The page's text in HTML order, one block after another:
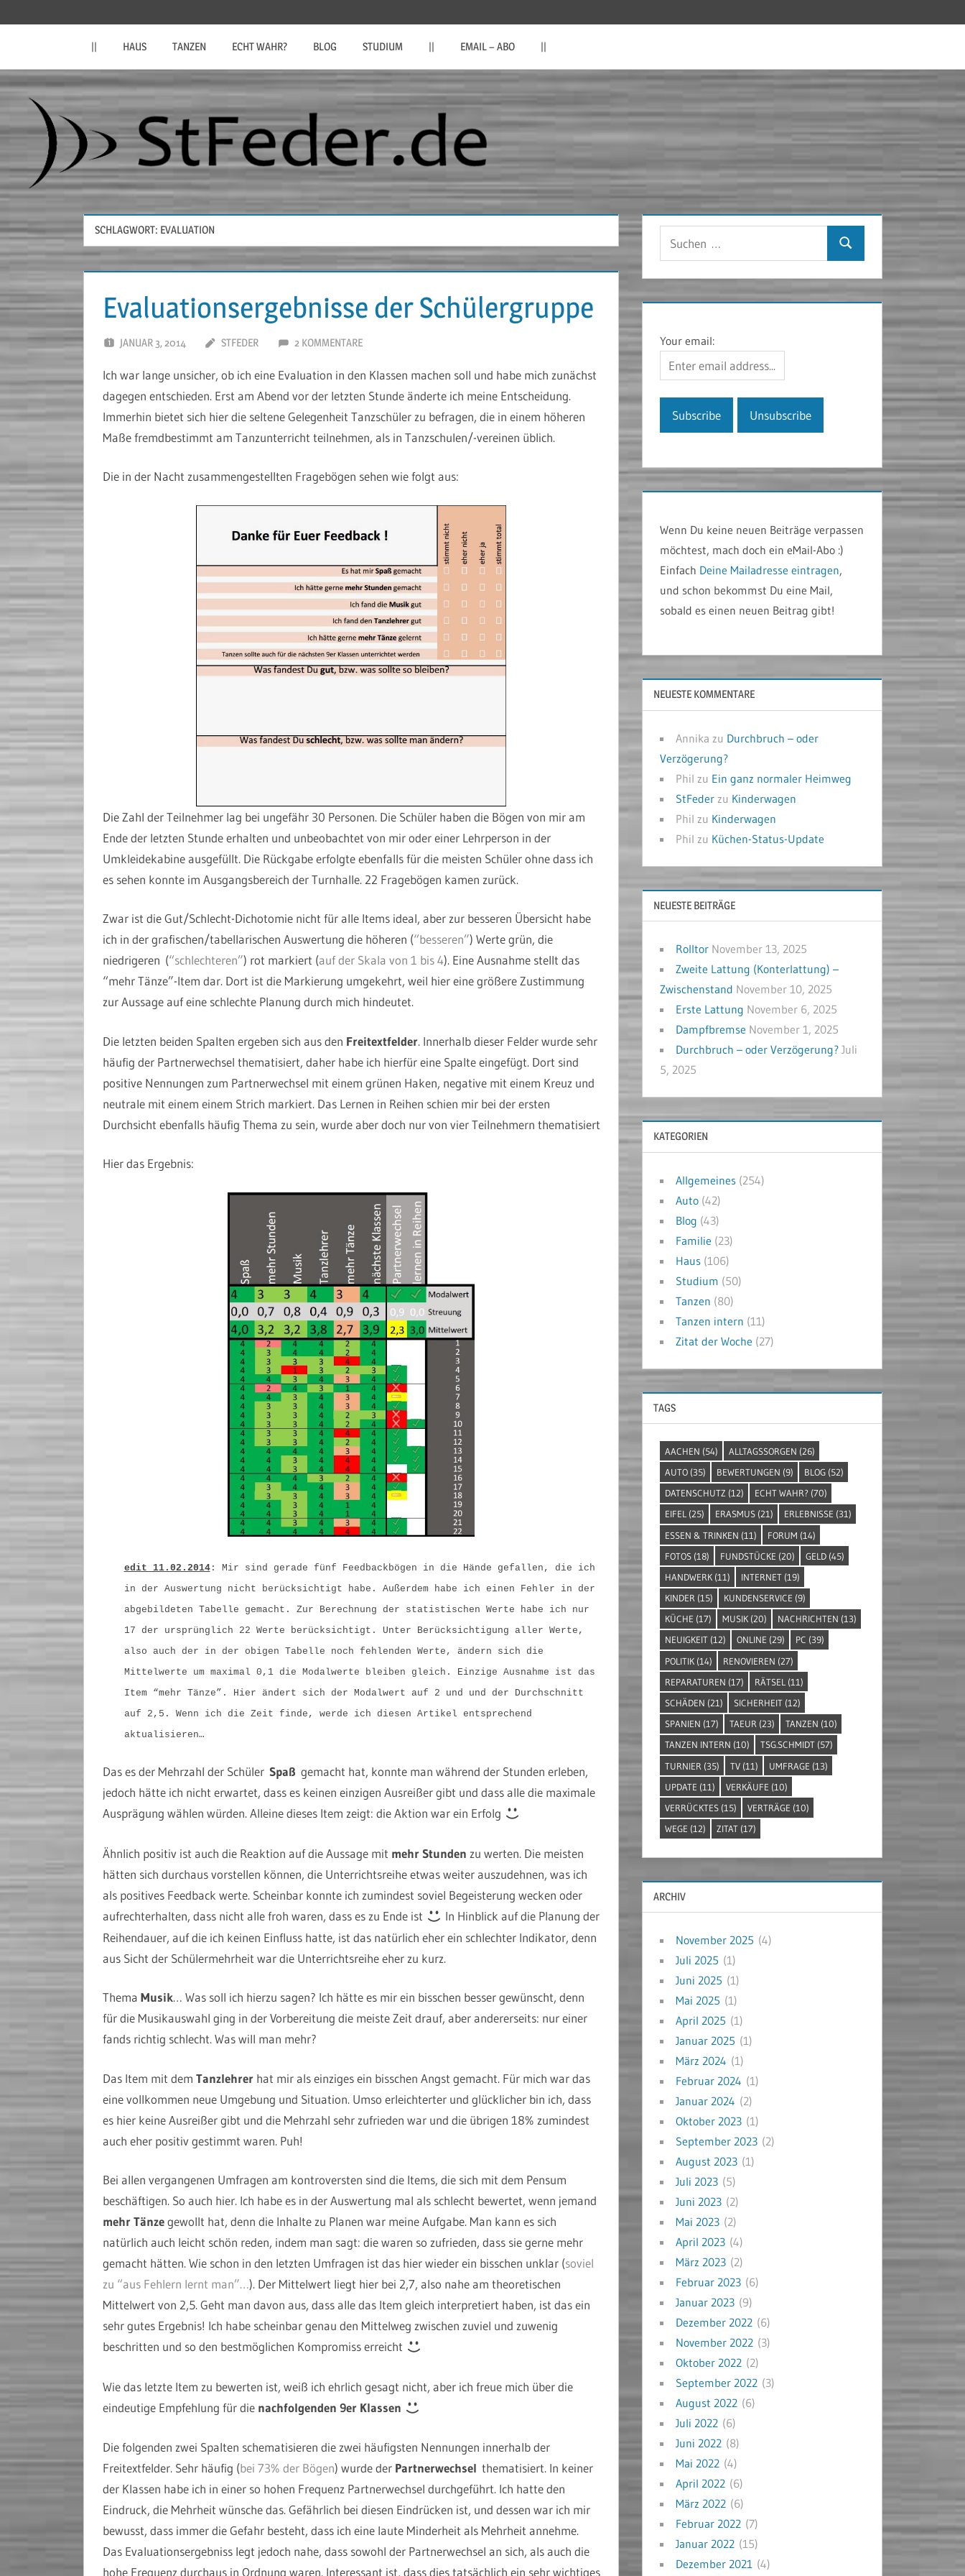
StFeder.de
|| HAUS TANZEN ECHT WAHR? BLOG STUDIUM || EMAIL – ABO ||
SCHLAGWORT: EVALUATION
Evaluationsergebnisse der Schülergruppe
JANUAR 3, 2014 STFEDER 2 KOMMENTARE
Ich war lange unsicher, ob ich eine Evaluation in den Klassen machen soll und habe mich zunächst
dagegen entschieden. Erst am Abend vor der letzten Stunde änderte ich meine Entscheidung.
Immerhin bietet sich hier die seltene Gelegenheit Tanzschüler zu befragen, die in einem höheren
Maße fremdbestimmt am Tanzunterricht teilnehmen, als in Tanzschulen/-vereinen üblich.
Die in der Nacht zusammengestellten Fragebögen sehen wie folgt aus:
Die Zahl der Teilnehmer lag bei ungefähr 30 Personen. Die Schüler haben die Bögen von mir am
Ende der letzten Stunde erhalten und unbeobachtet von mir oder einer Lehrperson in der
Umkleidekabine ausgefüllt. Die Rückgabe erfolgte ebenfalls für die meisten Schüler ohne dass ich
es sehen konnte im Ausgangsbereich der Turnhalle. 22 Fragebögen kamen zurück.
Zwar ist die Gut/Schlecht-Dichotomie nicht für alle Items ideal, aber zur besseren Übersicht habe
ich in der grafischen/tabellarischen Auswertung die höheren (“besseren”) Werte grün, die
niedrigeren (“schlechteren”) rot markiert (auf der Skala von 1 bis 4). Eine Ausnahme stellt das
“mehr Tänze”-Item dar. Dort ist die Markierung umgekehrt, weil hier eine größere Zustimmung
zur Aussage auf eine schlechte Planung durch mich hindeutet.
Die letzten beiden Spalten ergeben sich aus den Freitextfelder. Innerhalb dieser Felder wurde sehr
häufig der Partnerwechsel thematisiert, daher habe ich hierfür eine Spalte eingefügt. Dort sind
positive Nennungen zum Partnerwechsel mit einem grünen Haken, negative mit einem Kreuz und
neutrale mit einem einem Strich markiert. Das Lernen in Reihen schien mir bei der ersten
Durchsicht ebenfalls häufig Thema zu sein, wurde aber doch nur von vier Teilnehmern thematisiert
Hier das Ergebnis:
edit 11.02.2014: Mir sind gerade fünf Feedbackbögen in die Hände gefallen, die ich
in der Auswertung nicht berücksichtigt habe. Außerdem habe ich einen Fehler in der
abgebildeten Tabelle gemacht. Zur Berechnung der statistischen Werte habe ich nur
17 der ursprünglich 22 Werte berücksichtigt. Unter Berücksichtigung aller Werte,
also auch der in der obigen Tabelle noch fehlenden Werte, ändern sich die
Mittelwerte um maximal 0,1 die Modalwerte bleiben gleich. Einzige Ausnahme ist das
Item “mehr Tänze”. Hier ändert sich der Modalwert auf 2 und und der Durchschnitt
auf 2,5. Wenn ich die Zeit finde, werde ich diesen Artikel entsprechend
aktualisieren…
Das es der Mehrzahl der Schüler Spaß gemacht hat, konnte man während der Stunden erleben,
jedoch hätte ich nicht erwartet, dass es keinen einzigen Ausreißer gibt und dass alle die maximale
Ausprägung wählen würden. Alleine dieses Item zeigt: die Aktion war ein Erfolg
Ähnlich positiv ist auch die Reaktion auf die Aussage mit mehr Stunden zu werten. Die meisten
hätten sich durchaus vorstellen können, die Unterrichtsreihe etwas weiter auszudehnen, was ich
als positives Feedback werte. Scheinbar konnte ich zumindest soviel Begeisterung wecken oder
aufrechterhalten, dass nicht alle froh waren, dass es zu Ende ist
In Hinblick auf die Planung der
Reihendauer, auf die ich keinen Einfluss hatte, ist das natürlich eher ein schlechter Indikator, denn
aus Sicht der Schülermehrheit war die Unterrichtsreihe eher zu kurz.
Thema Musik… Was soll ich hierzu sagen? Ich hätte es mir ein bisschen besser gewünscht, denn
für die Musikauswahl ging in der Vorbereitung die meiste Zeit drauf, aber andererseits: nur einer
fands richtig schlecht. Was will man mehr?
Das Item mit dem Tanzlehrerhat mir als einziges ein bisschen Angst gemacht. Für mich war das
eine vollkommen neue Umgebung und Situation. Umso erleichterter und glücklicher bin ich, dass
es hier keine Ausreißer gibt und die Mehrzahl sehr zufrieden war und die übrigen 18% zumindest
auch eher positiv gestimmt waren. Puh!
Bei allen vergangenen Umfragen am kontroversten sind die Items, die sich mit dem Pensum
beschäftigen. So auch hier. Ich habe es in der Auswertung mal als schlecht bewertet, wenn jemand
mehr Tänzegewollt hat, denn die Inhalte zu Planen war meine Aufgabe. Man kann es sich
natürlich auch leicht schön reden, indem man sagt: die waren so zufrieden, dass sie gerne mehr
gemacht hätten. Wie schon in den letzten Umfragen ist das hier wieder ein bisschen unklar (soviel
zu “aus Fehlern lernt man”…). Der Mittelwert liegt hier bei 2,7, also nahe am theoretischen
Mittelwert von 2,5. Geht man davon aus, dass alle das Item gleich interpretiert haben, ist das ein
sehr gutes Ergebnis! Ich habe scheinbar genau den Mittelweg zwischen zuviel und zuwenig
beschritten und so den bestmöglichen Kompromiss erreicht
Wie das letzte Item zu bewerten ist, weiß ich ehrlich gesagt nicht, aber ich freue mich über die
eindeutige Empfehlung für die nachfolgenden 9er Klassen
Die folgenden zwei Spalten schematisieren die zwei häufigsten Nennungen innerhalb der
Freitextfelder. Sehr häufig (bei 73% der Bögen) wurde der Partnerwechsel thematisiert. In keiner
der Klassen habe ich in einer so hohen Frequenz Partnerwechsel durchgeführt. Ich hatte den
Eindruck, die Mehrheit wünsche das. Gefährlich bei diesen Eindrücken ist, und dessen war ich mir
bewusst, dass immer die Gefahr besteht, dass ich eine laute Minderheit als Mehrheit annehme.
Das Evaluationsergebniss legt jedoch nahe, dass sowohl der Partnerwechsel an sich, als auch die
hohe Frequenz durchaus in Ordnung waren. Interessant ist, dass dies tatsächlich ein sehr wichtiges
Suchen
Your email:
Wenn Du keine neuen Beiträge verpassen
möchtest, mach doch ein eMail-Abo :)
Einfach Deine Mailadresse eintragen,
und schon bekommst Du eine Mail,
sobald es einen neuen Beitrag gibt!
NEUESTE KOMMENTARE
Annika zu Durchbruch – oder
Verzögerung?
Phil zu Ein ganz normaler Heimweg
StFeder zu Kinderwagen
Phil zu Kinderwagen
Phil zu Küchen-Status-Update
NEUESTE BEITRÄGE
Rolltor November 13, 2025
Zweite Lattung (Konterlattung) –
Zwischenstand November 10, 2025
Erste Lattung November 6, 2025
Dampfbremse November 1, 2025
Durchbruch – oder Verzögerung? Juli
5, 2025
KATEGORIEN
Allgemeines (254)
Auto (42)
Blog (43)
Familie (23)
Haus (106)
Studium (50)
Tanzen (80)
Tanzen intern (11)
Zitat der Woche (27)
TAGS
AACHEN (54) ALLTAGSSORGEN (26)
AUTO(35) BEWERTUNGEN (9) BLOG(52)
DATENSCHUTZ (12) ECHT WAHR? (70)
EIFEL(25) ERASMUS(21) ERLEBNISSE (31)
ESSEN & TRINKEN (11) FORUM (14)
FOTOS(18) FUNDSTÜCKE (20) GELD(45)
HANDWERK(11) INTERNET(19)
KINDER (15) KUNDENSERVICE (9)
KÜCHE (17) MUSIK(20) NACHRICHTEN (13)
NEUIGKEIT(12) ONLINE (29) PC (39)
POLITIK(14) RENOVIEREN (27)
REPARATUREN (17) RÄTSEL (11)
SCHÄDEN (21) SICHERHEIT(12)
SPANIEN (17) TAEUR(23) TANZEN (10)
TANZEN INTERN (10) TSG.SCHMIDT(57)
TURNIER (35) TV(11) UMFRAGE (13)
UPDATE (11) VERKÄUFE (10)
VERRÜCKTES(15) VERTRÄGE (10)
WEGE (12) ZITAT(17)
ARCHIV
November 2025 (4)
Juli 2025 (1)
Juni 2025 (1)
Mai 2025 (1)
April 2025 (1)
Januar 2025 (1)
März 2024 (1)
Februar 2024 (1)
Januar 2024 (2)
Oktober 2023 (1)
September 2023 (2)
August 2023 (1)
Juli 2023 (5)
Juni 2023 (2)
Mai 2023 (2)
April 2023 (4)
März 2023 (2)
Februar 2023 (6)
Januar 2023 (9)
Dezember 2022 (6)
November 2022 (3)
Oktober 2022 (2)
September 2022 (3)
August 2022 (6)
Juli 2022 (6)
Juni 2022 (8)
Mai 2022 (4)
April 2022 (6)
März 2022 (6)
Februar 2022 (7)
Januar 2022 (15)
Dezember 2021 (4)